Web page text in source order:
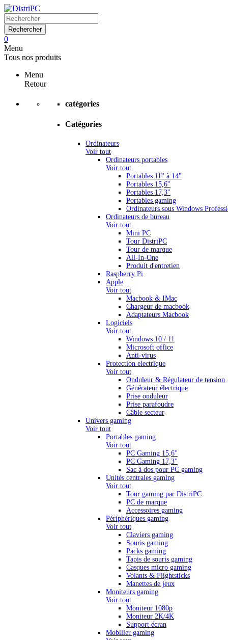
Rechercher
0
Menu
Tous nos produits
Menu
Retour
catégories
Catégories
Ordinateurs
Voir tout
Ordinateurs portables
Voir tout
Portables 11'' à 14"
Portables 15,6''
Portables 17,3''
Portables gaming
Ordinateurs sous Windows
Ordinateurs de bureau
Voir tout
Mini PC
Tour DistriPC
Tour de marque
All-In-One
Produit d'entretien
Raspberry Pi
Apple
Voir tout
Macbook & IMac
Chargeur de macbook
Adaptateurs Macbook
Logiciels
Voir tout
Windows 10 / 11
Microsoft office
Anti-virus
Protection electrique
Voir tout
Onduleur & Régulateur de tension
Générateur électrique
Prise onduleur
Prise parafoudre
Câble secteur
Univers gaming
Voir tout
Portables gaming
Voir tout
PC Gaming 15,6''
PC Gaming 17,3''
Sac à dos pour PC gaming
Unités centrales gaming
Voir tout
Tour gaming par DistriPC
PC de marque
Accessoires gaming
Périphériques gaming
Voir tout
Claviers gaming
Souris gaming
Packs gaming
Tapis de souris gaming
Casques micro gaming
Volants & Flightsticks
Manettes de jeux
Moniteurs gaming
Voir tout
Moniteur 1080p
Moniteur 2K/4K
Support écran
Mobilier gaming